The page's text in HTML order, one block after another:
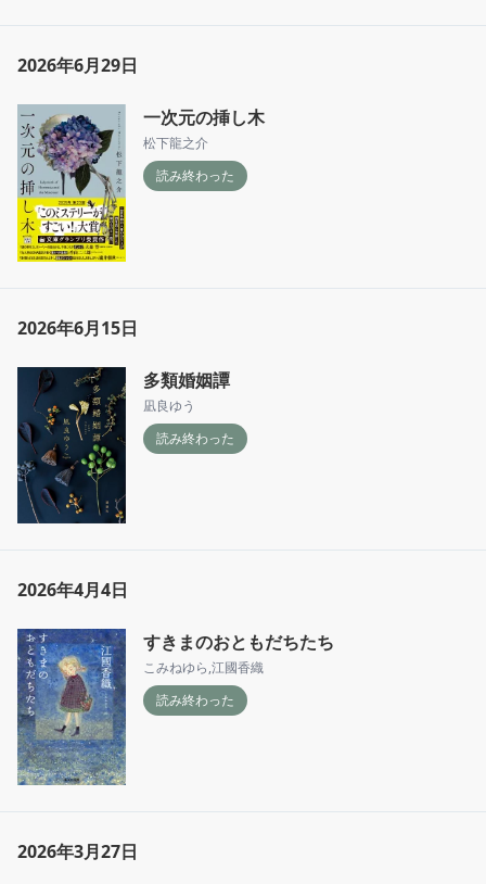
2026年6月29日
一次元の挿し木
松下龍之介
読み終わった
2026年6月15日
多類婚姻譚
凪良ゆう
読み終わった
2026年4月4日
すきまのおともだちたち
こみねゆら,江國香織
読み終わった
2026年3月27日